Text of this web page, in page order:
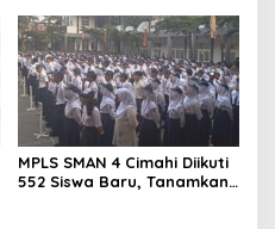
MPLS SMAN 4 Cimahi Diikuti
552 Siswa Baru, Tanamkan